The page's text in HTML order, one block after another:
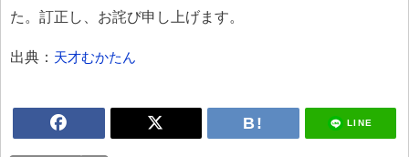
た。訂正し、お詫び申し上げます。
出典： 天才むかたん
LINE